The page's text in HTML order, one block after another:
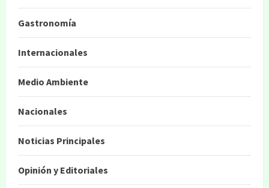
Gastronomía
Internacionales
Medio Ambiente
Nacionales
Noticias Principales
Opinión y Editoriales